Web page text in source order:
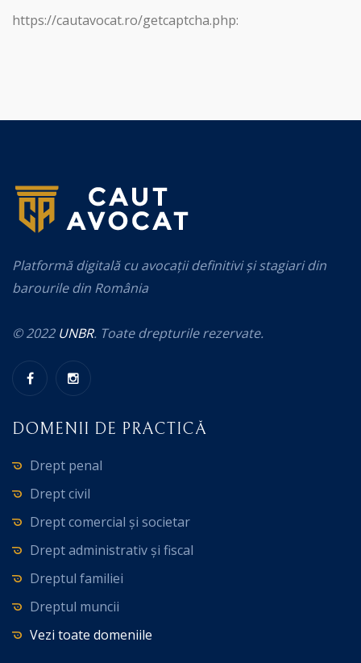
https://cautavocat.ro/getcaptcha.php:
Platformă digitală cu avocații definitivi și stagiari din
barourile din România
© 2022 UNBR. Toate drepturile rezervate.
DOMENII DE PRACTICĂ
Drept penal
Drept civil
Drept comercial și societar
Drept administrativ și fiscal
Dreptul familiei
Dreptul muncii
Vezi toate domeniile